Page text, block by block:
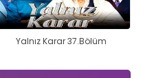
Yalnız Karar 37.Bölüm